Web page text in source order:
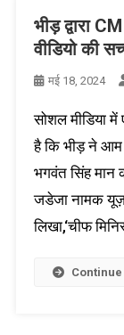
भीड़ द्वारा
वीडियो की
मई 18, 2024
सोशल मीडिया में
है कि भीड़ ने आम
भगवंत सिंह मान
जडेजा नामक
लिखा,‘चीफ